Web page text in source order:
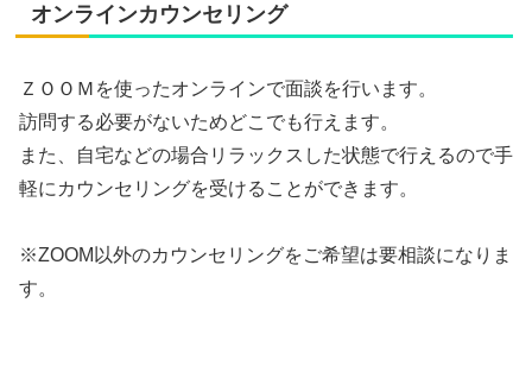
オンラインカウンセリング
ＺＯＯＭを使ったオンラインで面談を行います。
訪問する必要がないためどこでも行えます。
また、自宅などの場合リラックスした状態で行えるので手
軽にカウンセリングを受けることができます。
※ZOOM以外のカウンセリングをご希望は要相談になりま
す。